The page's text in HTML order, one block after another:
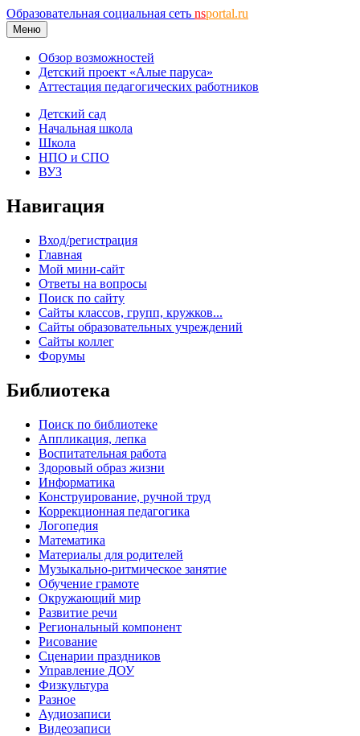
Образовательная социальная сеть nsportal.ru
Меню
Обзор возможностей
Детский проект «Алые паруса»
Аттестация педагогических работников
Детский сад
Начальная школа
Школа
НПО и СПО
ВУЗ
Навигация
Вход/регистрация
Главная
Мой мини-сайт
Ответы на вопросы
Поиск по сайту
Сайты классов, групп, кружков...
Сайты образовательных учреждений
Сайты коллег
Форумы
Библиотека
Поиск по библиотеке
Аппликация, лепка
Воспитательная работа
Здоровый образ жизни
Информатика
Конструирование, ручной труд
Коррекционная педагогика
Логопедия
Математика
Материалы для родителей
Музыкально-ритмическое занятие
Обучение грамоте
Окружающий мир
Развитие речи
Региональный компонент
Рисование
Сценарии праздников
Управление ДОУ
Физкультура
Разное
Аудиозаписи
Видеозаписи